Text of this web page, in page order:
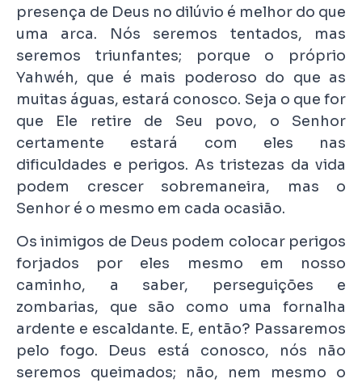
presença de Deus no dilúvio é melhor do que
uma arca. Nós seremos tentados, mas
seremos triunfantes; porque o próprio
Yahwéh, que é mais poderoso do que as
muitas águas, estará conosco. Seja o que for
que Ele retire de Seu povo, o Senhor
certamente estará com eles nas
dificuldades e perigos. As tristezas da vida
podem crescer sobremaneira, mas o
Senhor é o mesmo em cada ocasião.
Os inimigos de Deus podem colocar perigos
forjados por eles mesmo em nosso
caminho, a saber, perseguições e
zombarias, que são como uma fornalha
ardente e escaldante. E, então? Passaremos
pelo fogo. Deus está conosco, nós não
seremos queimados; não, nem mesmo o